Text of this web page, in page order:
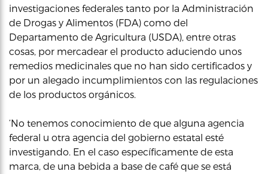
investigaciones federales tanto por la Administración
de Drogas y Alimentos (FDA) como del
Departamento de Agricultura (USDA), entre otras
cosas, por mercadear el producto aduciendo unos
remedios medicinales que no han sido certificados y
por un alegado incumplimientos con las regulaciones
de los productos orgánicos.
‘No tenemos conocimiento de que alguna agencia
federal u otra agencia del gobierno estatal esté
investigando. En el caso específicamente de esta
marca, de una bebida a base de café que se está